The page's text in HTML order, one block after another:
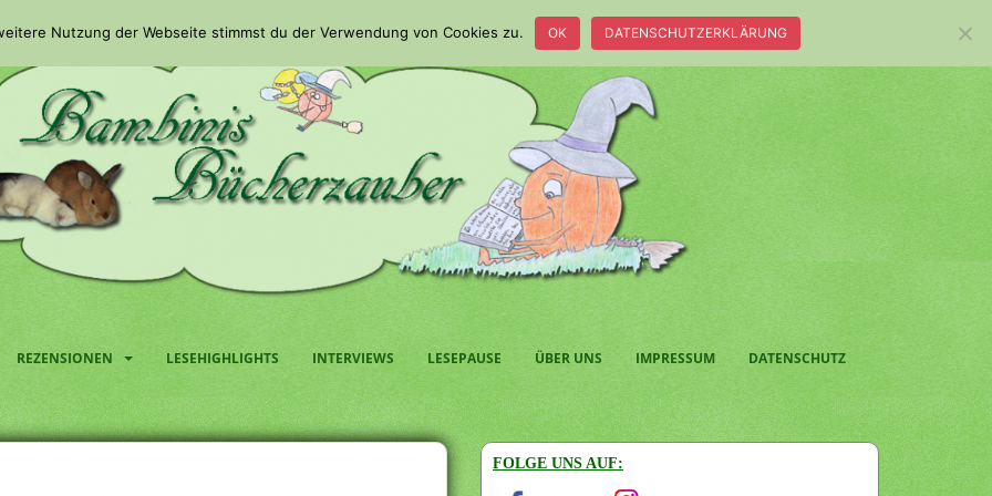
REZENSIONEN LESEHIGHLIGHTS INTERVIEWS LESEPAUSE ÜBER UNS IMPRESSUM DATENSCHUTZ
FOLGE UNS AUF:
Nutzung der Webseite stimmst du der Verwendung von Cookies zu. OK DATENSCHUTZERKLÄRUNG